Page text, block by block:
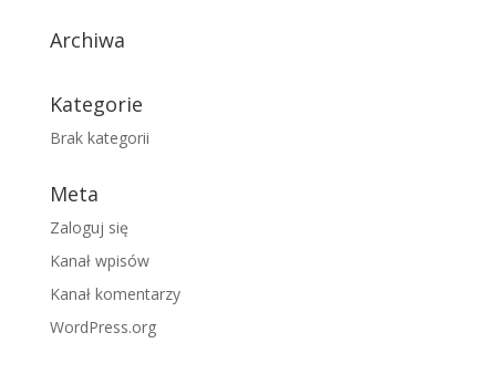
Archiwa
Kategorie
Brak kategorii
Meta
Zaloguj się
Kanał wpisów
Kanał komentarzy
WordPress.org